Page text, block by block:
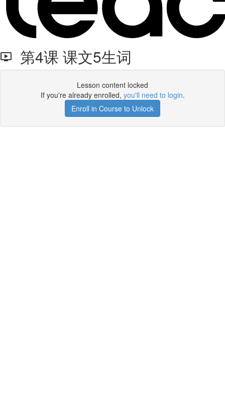
第4课 课文5生词
Lesson content locked
If you're already enrolled, you'll need to login.
Enroll in Course to Unlock